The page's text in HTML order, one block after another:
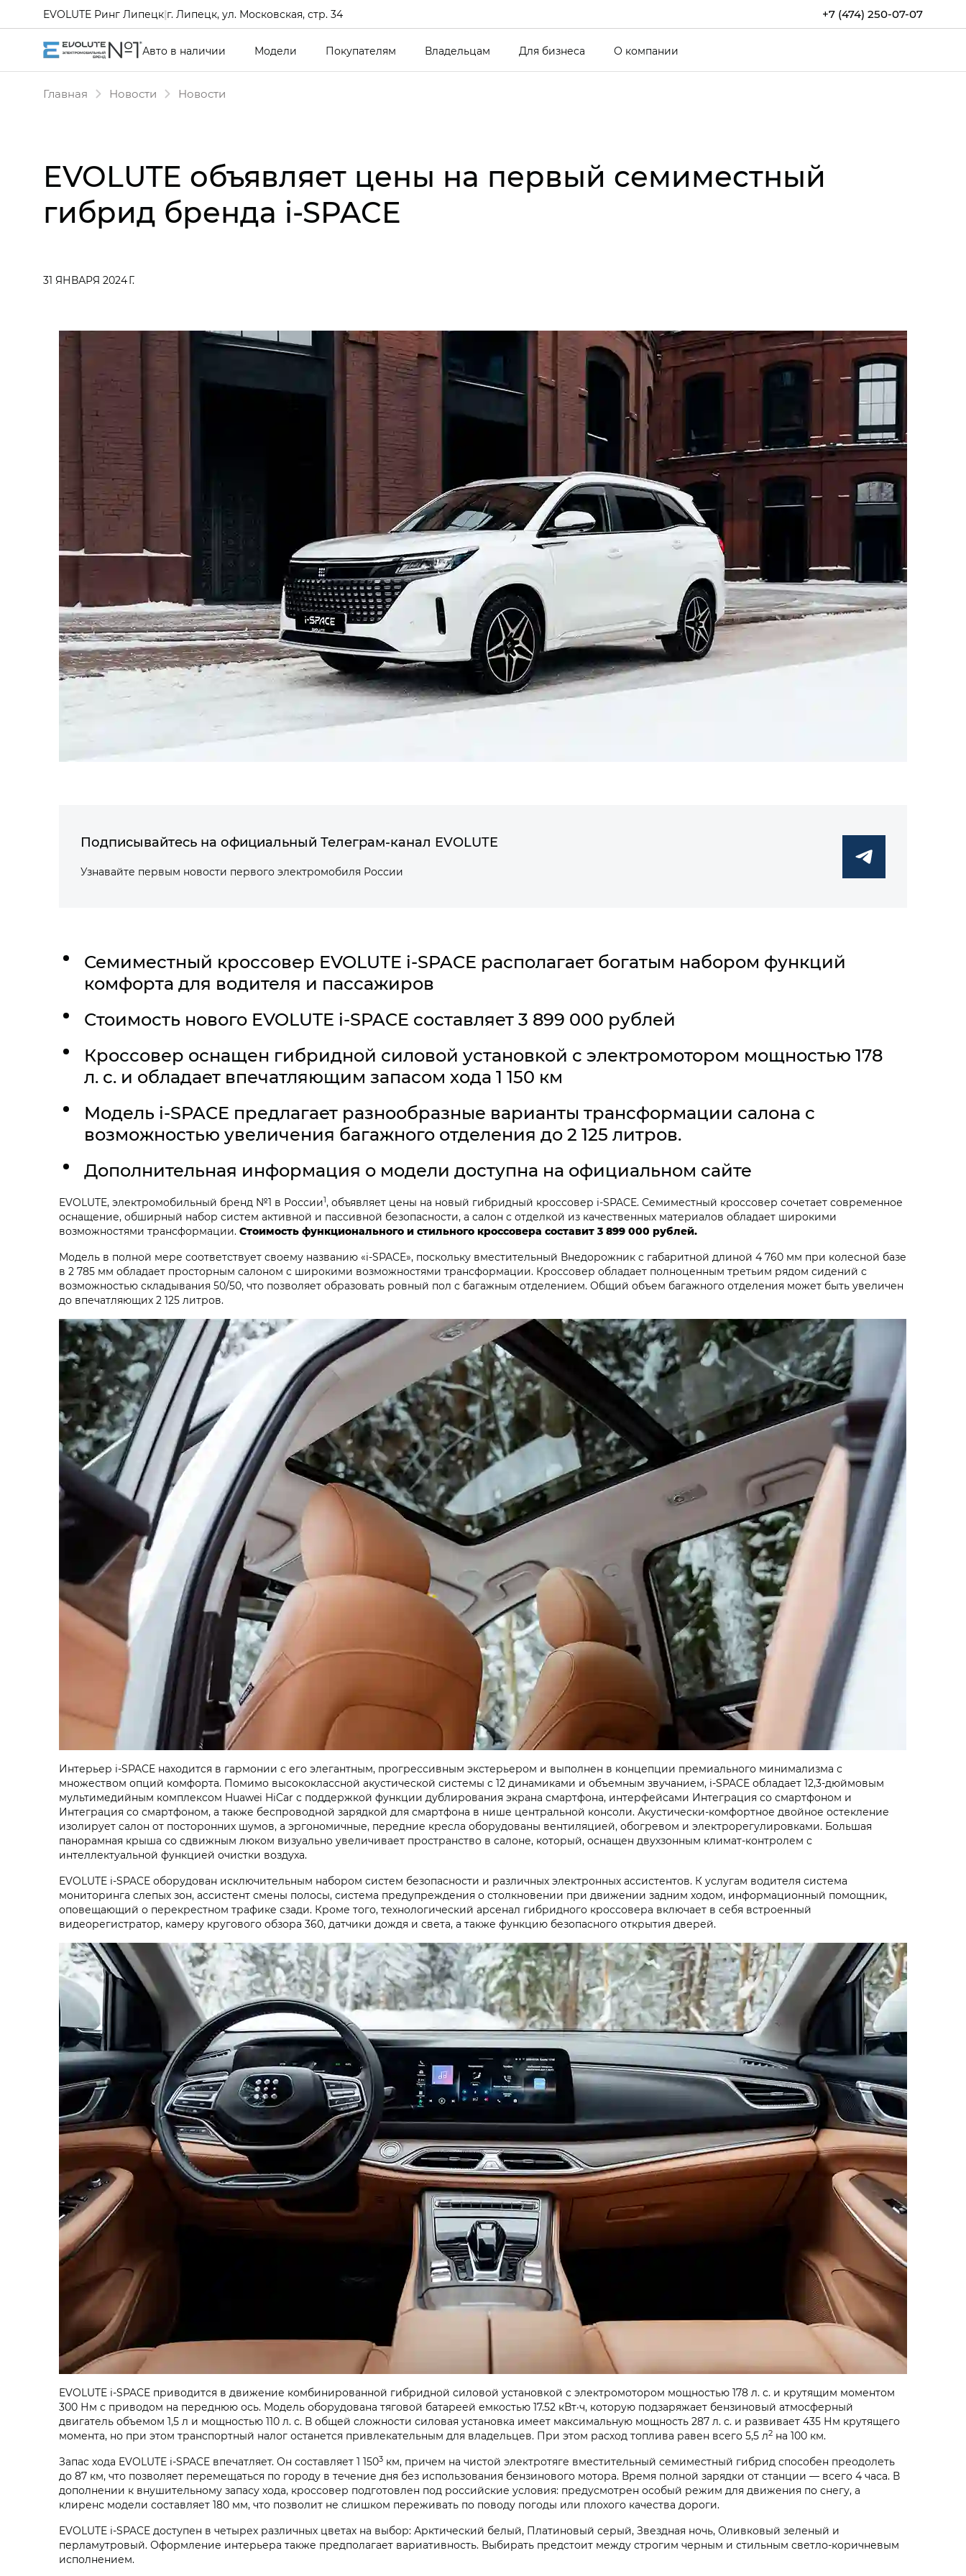
+7 (474) 250-07-07
EVOLUTE Ринг Липецк|г. Липецк, ул. Московская, стр. 34
Авто в наличии Модели Покупателям Владельцам Для бизнеса О компании
Главная Новости Новости
EVOLUTE объявляет цены на первый семиместный
гибрид бренда i‑SPACE
31 ЯНВАРЯ 2024 Г.
Подписывайтесь на официальный Телеграм-канал EVOLUTE
Узнавайте первым новости первого электромобиля России
Семиместный кроссовер EVOLUTE i‑SPACE располагает богатым набором функций
комфорта для водителя и пассажиров
Стоимость нового EVOLUTE i‑SPACE составляет 3 899 000 рублей
Кроссовер оснащен гибридной силовой установкой с электромотором мощностью 178
л. с. и обладает впечатляющим запасом хода 1 150 км
Модель i‑SPACE предлагает разнообразные варианты трансформации салона с
возможностью увеличения багажного отделения до 2 125 литров.
Дополнительная информация о модели доступна на официальном сайте
EVOLUTE, электромобильный бренд №1 в России1, объявляет цены на новый гибридный кроссовер i‑SPACE. Семиместный кроссовер сочетает современное
оснащение, обширный набор систем активной и пассивной безопасности, а салон с отделкой из качественных материалов обладает широкими
возможностями трансформации. Стоимость функционального и стильного кроссовера составит 3 899 000 рублей.
Модель в полной мере соответствует своему названию «i‑SPACE», поскольку вместительный Внедорожник с габаритной длиной 4 760 мм при колесной базе
в 2 785 мм обладает просторным салоном с широкими возможностями трансформации. Кроссовер обладает полноценным третьим рядом сидений с
возможностью складывания 50/50, что позволяет образовать ровный пол с багажным отделением. Общий объем багажного отделения может быть увеличен
до впечатляющих 2 125 литров.
Интерьер i‑SPACE находится в гармонии с его элегантным, прогрессивным экстерьером и выполнен в концепции премиального минимализма с
множеством опций комфорта. Помимо высококлассной акустической системы с 12 динамиками и объемным звучанием, i‑SPACE обладает 12,3-дюймовым
мультимедийным комплексом Huawei HiCar с поддержкой функции дублирования экрана смартфона, интерфейсами Интеграция со смартфоном и
Интеграция со смартфоном, а также беспроводной зарядкой для смартфона в нише центральной консоли. Акустически-комфортное двойное остекление
изолирует салон от посторонних шумов, а эргономичные, передние кресла оборудованы вентиляцией, обогревом и электрорегулировками. Большая
панорамная крыша со сдвижным люком визуально увеличивает пространство в салоне, который, оснащен двухзонным климат-контролем с
интеллектуальной функцией очистки воздуха.
EVOLUTE i‑SPACE оборудован исключительным набором систем безопасности и различных электронных ассистентов. К услугам водителя система
мониторинга слепых зон, ассистент смены полосы, система предупреждения о столкновении при движении задним ходом, информационный помощник,
оповещающий о перекрестном трафике сзади. Кроме того, технологический арсенал гибридного кроссовера включает в себя встроенный
видеорегистратор, камеру кругового обзора 360, датчики дождя и света, а также функцию безопасного открытия дверей.
EVOLUTE i‑SPACE приводится в движение комбинированной гибридной силовой установкой с электромотором мощностью 178 л. с. и крутящим моментом
300 Нм с приводом на переднюю ось. Модель оборудована тяговой батареей емкостью 17.52 кВт·ч, которую подзаряжает бензиновый атмосферный
двигатель объемом 1,5 л и мощностью 110 л. с. В общей сложности силовая установка имеет максимальную мощность 287 л. с. и развивает 435 Нм крутящего
момента, но при этом транспортный налог останется привлекательным для владельцев. При этом расход топлива равен всего 5,5 л2 на 100 км.
Запас хода EVOLUTE i‑SPACE впечатляет. Он составляет 1 1503 км, причем на чистой электротяге вместительный семиместный гибрид способен преодолеть
до 87 км, что позволяет перемещаться по городу в течение дня без использования бензинового мотора. Время полной зарядки от станции — всего 4 часа. В
дополнении к внушительному запасу хода, кроссовер подготовлен под российские условия: предусмотрен особый режим для движения по снегу, а
клиренс модели составляет 180 мм, что позволит не слишком переживать по поводу погоды или плохого качества дороги.
EVOLUTE i‑SPACE доступен в четырех различных цветах на выбор: Арктический белый, Платиновый серый, Звездная ночь, Оливковый зеленый и
перламутровый. Оформление интерьера также предполагает вариативность. Выбирать предстоит между строгим черным и стильным светло-коричневым
исполнением.